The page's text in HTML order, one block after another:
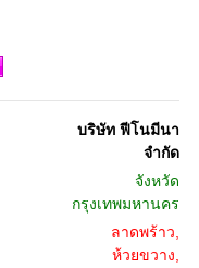
บริษัท ฟีโนมีนา
จำกัด
จังหวัด
กรุงเทพมหานคร
ลาดพร้าว,
ห้วยขวาง,